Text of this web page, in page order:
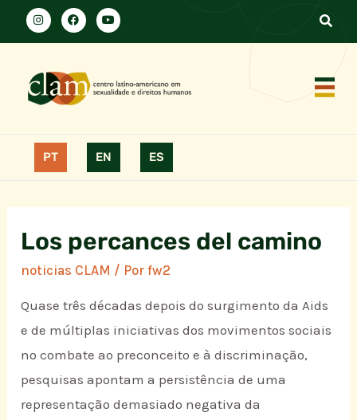
PT EN ES
Los percances del camino
noticias CLAM / Porfw2
Quase três décadas depois do surgimento da Aids
e de múltiplas iniciativas dos movimentos sociais
no combate ao preconceito e à discriminação,
pesquisas apontam a persistência de uma
representação demasiado negativa da